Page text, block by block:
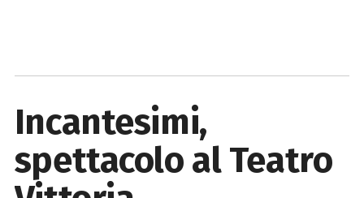
Incantesimi,
spettacolo al Teatro